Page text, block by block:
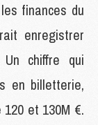
finances du
enregistrer
chiffre qui
en billetterie,
et 130M €.